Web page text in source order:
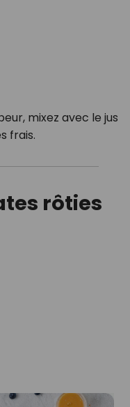
mixez avec le jus
frais.
rôties